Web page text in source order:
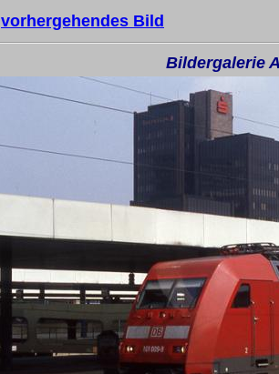
vorhergehendes Bild
Bildergalerie